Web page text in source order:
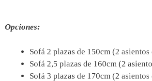
Opciones:
Sofá 2 plazas de 150cm (2 asientos
Sofá 2,5 plazas de 160cm (2
Sofá 3 plazas de 170cm (2 asientos